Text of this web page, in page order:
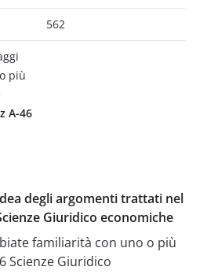
562
più
A-46
degli argomenti trattati nel
Giuridico economiche
familiarità con uno o più
Scienze Giuridico